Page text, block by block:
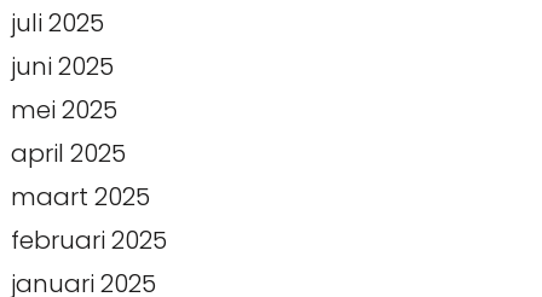
juli 2025
juni 2025
mei 2025
april 2025
maart 2025
februari 2025
januari 2025